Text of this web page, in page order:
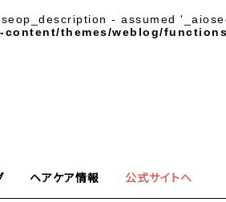
- assumed
themes/weblog/
ヘアケア情報 公式サイトへ